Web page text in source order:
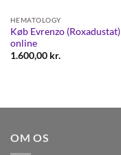
HEMATOLOGY
Køb Evrenzo (Roxadustat)
online
1.600,00 kr.
OM OS